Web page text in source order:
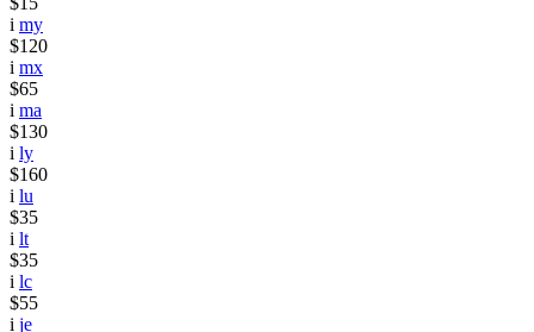
i my
$120
i mx
$65
i ma
$130
i ly
$160
i lu
$35
i lt
$35
i lc
$55
i je